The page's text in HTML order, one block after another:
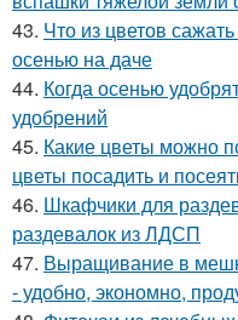
43. Что из цветов
осенью на даче
44. Когда осенью
удобрений
45. Какие цветы можно
цветы посадить и
46. Шкафчики для
раздевалок из ЛДСП
47. Выращивание в
- удобно, экономно,